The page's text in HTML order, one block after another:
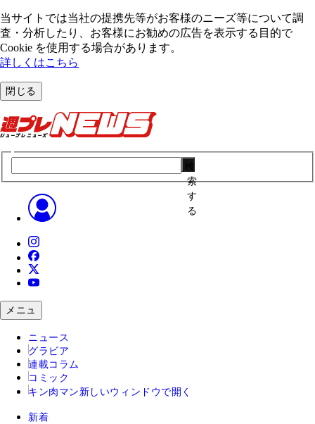
当サイトでは当社の提携先等がお客様のニーズ等について調
査・分析したり、お客様にお勧めの広告を表⽰する⽬的で
Cookie を使⽤する場合があります。
詳しくはこちら
閉じる
索
す
る
メニュ
ニュース
グラビア
連載コラム
コミック
キン肉マン 新しいウィンドウで開く
新着